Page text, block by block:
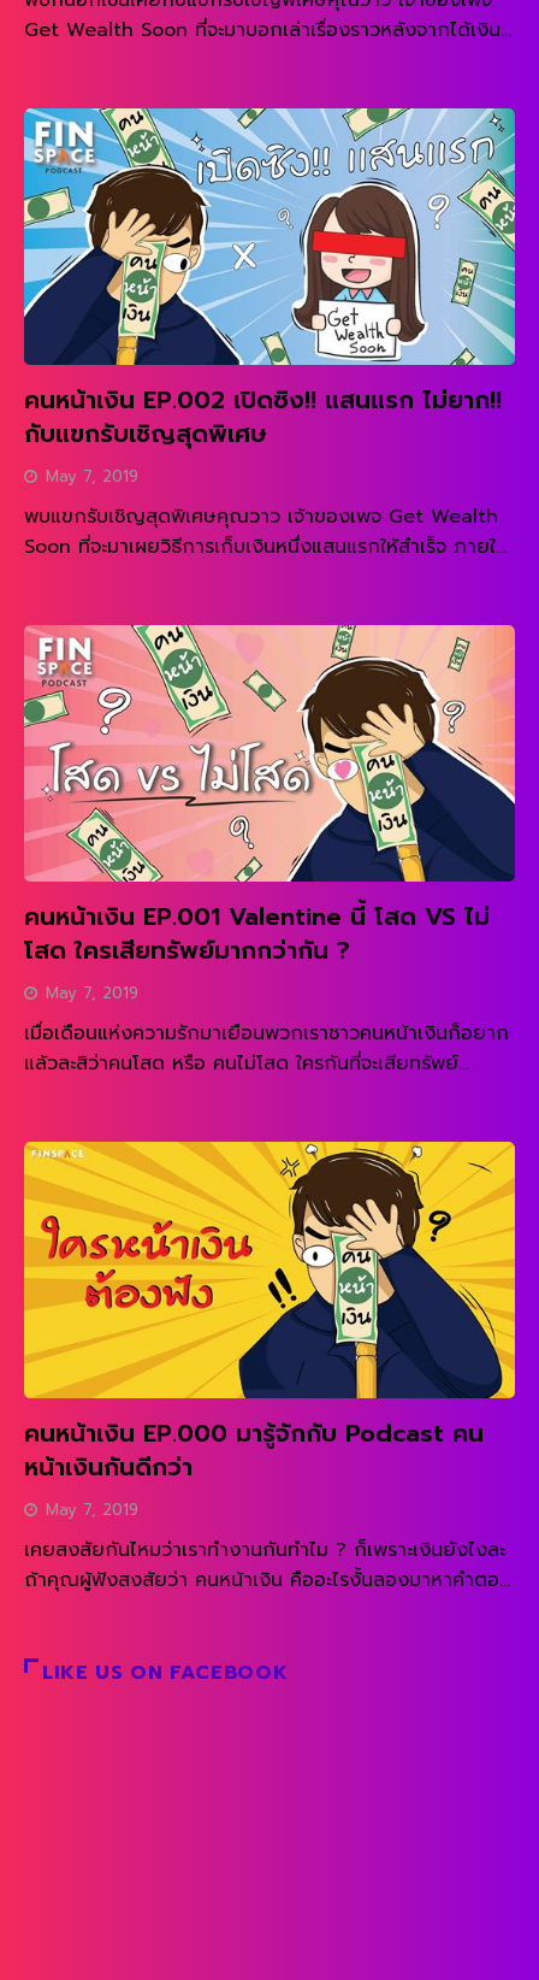
Get Wealth Soon ที่จะมาบอกเล่าเรื่องราวหลังจากได้เงิน
คนหน้าเงิน EP.002 เปิดซิง!! แสนแรก ไม่ยาก!!
กับแขกรับเชิญสุดพิเศษ
May 7, 2019
พบแขกรับเชิญสุดพิเศษคุณวาว เจ้าของเพจ Get Wealth
Soon ที่จะมาเผยวิธีการเก็บเงินหนึ่งแสนแรกให้สำเร็จ ภายใน
คนหน้าเงิน EP.001 Valentine นี้ โสด VS ไม่
โสด ใครเสียทรัพย์มากกว่ากัน ?
May 7, 2019
เมื่อเดือนแห่งความรักมาเยือนพวกเราชาวคนหน้าเงินก็อยาก
แล้วละสิว่าคนโสด หรือ คนไม่โสด ใครกันที่จะเสียทรัพย์
คนหน้าเงิน EP.000 มารู้จักกับ Podcast คน
หน้าเงินกันดีกว่า
May 7, 2019
เคยสงสัยกันไหมว่าเราทำงานกันทำไม ? ก็เพราะเงินยังไงละ
ถ้าคุณผู้ฟังสงสัยว่า คนหน้าเงิน คืออะไรงั้นลองมาหาคำตอบ
LIKE US ON FACEBOOK